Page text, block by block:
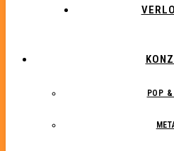
POP